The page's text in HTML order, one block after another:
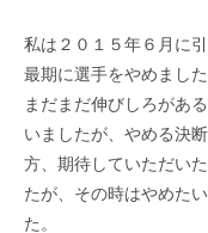
私は２０１５年６月に
最期に選手をやめました
まだまだ伸びしろがあ
いましたが、やめる決
方、期待していただい
たが、その時はやめた
た。